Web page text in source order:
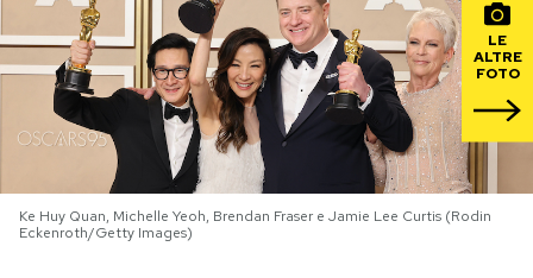
PODCAST
NEWSLETTER
I MIEI PREFERITI
LE
ALTRE
FOTO
Ke Huy Quan, Michelle Yeoh, Brendan Fraser e Jamie Lee Curtis (Rodin
Eckenroth/Getty Images)